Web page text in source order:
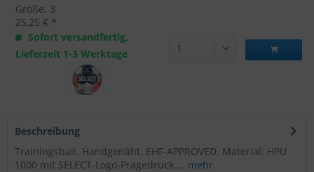
Größe: 3
25,25 € *
Sofort versandfertig,
Lieferzeit 1-3 Werktage
Beschreibung
Trainingsball. Handgenäht. EHF-APPROVED. Material: HPU
1000 mit SELECT-Logo-Prägedruck.... mehr